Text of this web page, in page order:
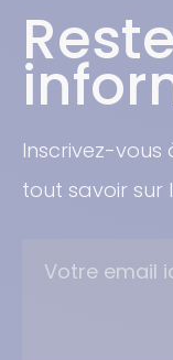
Inscrivez-
tout savoir sur